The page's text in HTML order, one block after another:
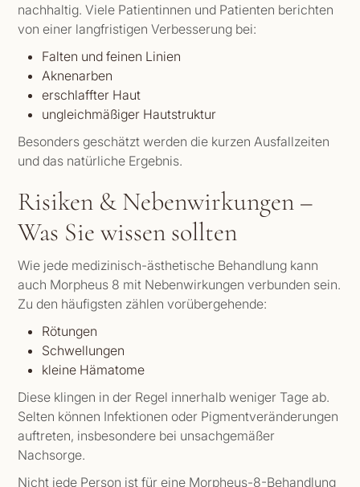
nachhaltig. Viele Patientinnen und Patienten berichten
von einer langfristigen Verbesserung bei:
Falten und feinen Linien
Aknenarben
erschlaffter Haut
ungleichmäßiger Hautstruktur
Besonders geschätzt werden die kurzen Ausfallzeiten
und das natürliche Ergebnis.
Risiken & Nebenwirkungen –
Was Sie wissen sollten
Wie jede medizinisch-ästhetische Behandlung kann
auch Morpheus 8 mit Nebenwirkungen verbunden sein.
Zu den häufigsten zählen vorübergehende:
Rötungen
Schwellungen
kleine Hämatome
Diese klingen in der Regel innerhalb weniger Tage ab.
Selten können Infektionen oder Pigmentveränderungen
auftreten, insbesondere bei unsachgemäßer
Nachsorge.
Nicht jede Person ist für eine Morpheus-8-Behandlung